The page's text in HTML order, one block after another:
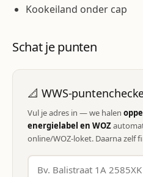
Kookeiland onder cap
Schat je punten
📐 WWS-
Vul je adres in — we halen
energielabel en WOZ
online/WOZ-loket. Daarna zelf